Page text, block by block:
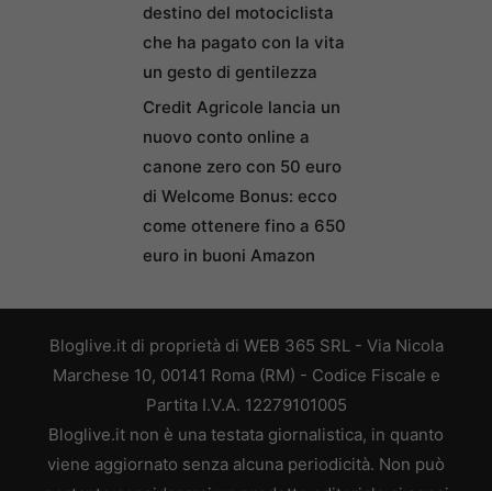
destino del motociclista
che ha pagato con la vita
un gesto di gentilezza
Credit Agricole lancia un
nuovo conto online a
canone zero con 50 euro
di Welcome Bonus: ecco
come ottenere fino a 650
euro in buoni Amazon
Bloglive.it di proprietà di WEB 365 SRL - Via Nicola
Marchese 10, 00141 Roma (RM) - Codice Fiscale e
Partita I.V.A. 12279101005
Bloglive.it non è una testata giornalistica, in quanto
viene aggiornato senza alcuna periodicità. Non può